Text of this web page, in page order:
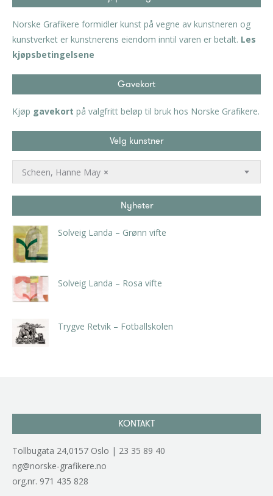
Norske Grafikere formidler kunst på vegne av kunstneren og
kunstverket er kunstnerens eiendom inntil varen er betalt. Les
kjøpsbetingelsene
Gavekort
Kjøp gavekort på valgfritt beløp til bruk hos Norske Grafikere.
Velg kunstner
×
Scheen, Hanne May
Nyheter
Solveig Landa – Grønn vifte
Solveig Landa – Rosa vifte
Trygve Retvik – Fotballskolen
KONTAKT
Tollbugata 24,0157 Oslo | 23 35 89 40
ng@norske-grafikere.no
org.nr. 971 435 828